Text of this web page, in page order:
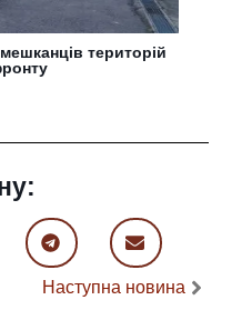
територій
Наступна новина